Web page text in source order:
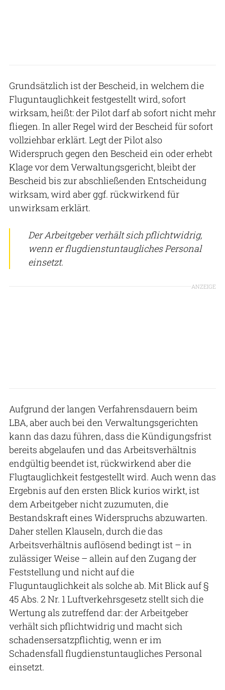
Grundsätzlich ist der Bescheid, in welchem die
Fluguntauglichkeit festgestellt wird, sofort
wirksam, heißt: der Pilot darf ab sofort nicht mehr
fliegen. In aller Regel wird der Bescheid für sofort
vollziehbar erklärt. Legt der Pilot also
Widerspruch gegen den Bescheid ein oder erhebt
Klage vor dem Verwaltungsgericht, bleibt der
Bescheid bis zur abschließenden Entscheidung
wirksam, wird aber ggf. rückwirkend für
unwirksam erklärt.
Der Arbeitgeber verhält sich pflichtwidrig,
wenn er flugdienstuntaugliches Personal
einsetzt.
ANZEIGE
Aufgrund der langen Verfahrensdauern beim
LBA, aber auch bei den Verwaltungsgerichten
kann das dazu führen, dass die Kündigungsfrist
bereits abgelaufen und das Arbeitsverhältnis
endgültig beendet ist, rückwirkend aber die
Flugtauglichkeit festgestellt wird. Auch wenn das
Ergebnis auf den ersten Blick kurios wirkt, ist
dem Arbeitgeber nicht zuzumuten, die
Bestandskraft eines Widerspruchs abzuwarten.
Daher stellen Klauseln, durch die das
Arbeitsverhältnis auflösend bedingt ist – in
zulässiger Weise – allein auf den Zugang der
Feststellung und nicht auf die
Fluguntauglichkeit als solche ab. Mit Blick auf §
45 Abs. 2 Nr. 1 Luftverkehrsgesetz stellt sich die
Wertung als zutreffend dar: der Arbeitgeber
verhält sich pflichtwidrig und macht sich
schadensersatzpflichtig, wenn er im
Schadensfall flugdienstuntaugliches Personal
einsetzt.